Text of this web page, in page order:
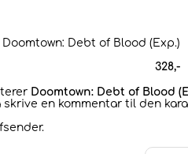
Doomtown: Debt of Blood (Exp.)
328,-
Doomtown: Debt of Blood
skrive en kommentar til den